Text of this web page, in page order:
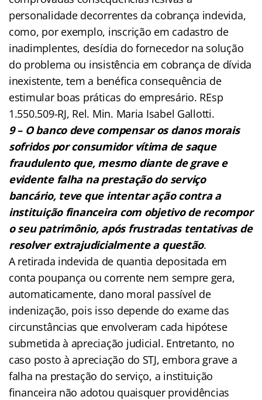
personalidade decorrentes da cobrança indevida,
como, por exemplo, inscrição em cadastro de
inadimplentes, desídia do fornecedor na solução
do problema ou insistência em cobrança de dívida
inexistente, tem a benéfica consequência de
estimular boas práticas do empresário. REsp
1.550.509-RJ, Rel. Min. Maria Isabel Gallotti.
9 – O banco deve compensar os danos morais
sofridos por consumidor vítima de saque
fraudulento que, mesmo diante de grave e
evidente falha na prestação do serviço
bancário, teve que intentar ação contra a
instituição financeira com objetivo de recompor
o seu patrimônio, após frustradas tentativas de
resolver extrajudicialmente a questão.
A retirada indevida de quantia depositada em
conta poupança ou corrente nem sempre gera,
automaticamente, dano moral passível de
indenização, pois isso depende do exame das
circunstâncias que envolveram cada hipótese
submetida à apreciação judicial. Entretanto, no
caso posto à apreciação do STJ, embora grave a
falha na prestação do serviço, a instituição
financeira não adotou quaisquer providências